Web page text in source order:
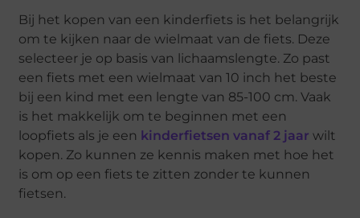
Bij het kopen van een kinderfiets is het belangrijk
om te kijken naar de wielmaat van de fiets. Deze
selecteer je op basis van lichaamslengte. Zo past
een fiets met een wielmaat van 10 inch het beste
bij een kind met een lengte van 85-100 cm. Vaak
is het makkelijk om te beginnen met een
loopfiets als je een kinderfietsen vanaf 2 jaar wilt
kopen. Zo kunnen ze kennis maken met hoe het
is om op een fiets te zitten zonder te kunnen
fietsen.